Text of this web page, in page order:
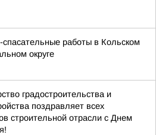
спасательные работы в Кольском
округе
градостроительства и
поздравляет всех
строительной отрасли с Днем